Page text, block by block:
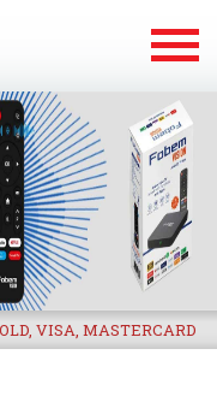
VISA, MASTERCARD